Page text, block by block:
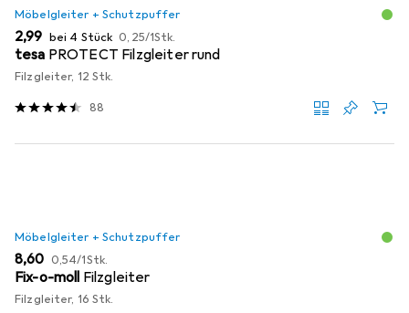
Möbelgleiter + Schutzpuffer
EUR
2,99 bei 4 Stück EUR
0,25/1Stk.
tesa PROTECT Filzgleiter rund
Filzgleiter, 12 Stk.
88
Möbelgleiter + Schutzpuffer
EUR
8,60 EUR
0,54/1Stk.
Fix-o-moll Filzgleiter
Filzgleiter, 16 Stk.